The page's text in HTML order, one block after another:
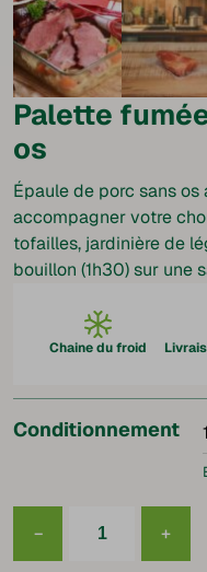
Palette
os
Épaule de porc sans
accompagner votre
tofailles, jardinière de
bouillon (1h30) sur une
Chaine du froid
Conditionnement
−
quantité
de
+